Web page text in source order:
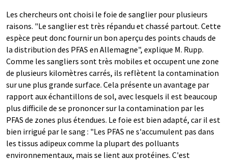
Les chercheurs ont choisi le foie de sanglier pour plusieurs
raisons. "Le sanglier est très répandu et chassé partout. Cette
espèce peut donc fournir un bon aperçu des points chauds de
la distribution des PFAS en Allemagne", explique M. Rupp.
Comme les sangliers sont très mobiles et occupent une zone
de plusieurs kilomètres carrés, ils reflètent la contamination
sur une plus grande surface. Cela présente un avantage par
rapport aux échantillons de sol, avec lesquels il est beaucoup
plus difficile de se prononcer sur la contamination par les
PFAS de zones plus étendues. Le foie est bien adapté, car il est
bien irrigué par le sang : "Les PFAS ne s'accumulent pas dans
les tissus adipeux comme la plupart des polluants
environnementaux, mais se lient aux protéines. C'est